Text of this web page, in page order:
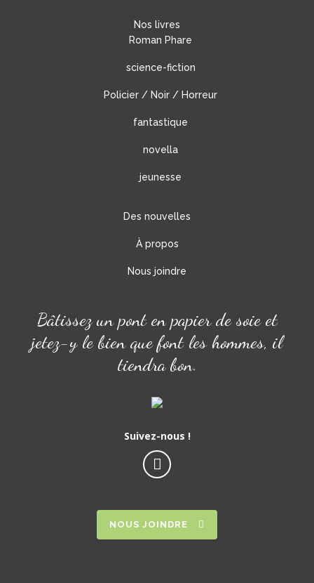
Nos livres
Roman Phare
science-fiction
Policier / Noir / Horreur
fantastique
novella
jeunesse
Des nouvelles
À propos
Nous joindre
Bâtissez un pont en papier de soie et
jetez-y le bien que font les hommes, il
tiendra bon.
Suivez-nous !
NOUS JOINDRE